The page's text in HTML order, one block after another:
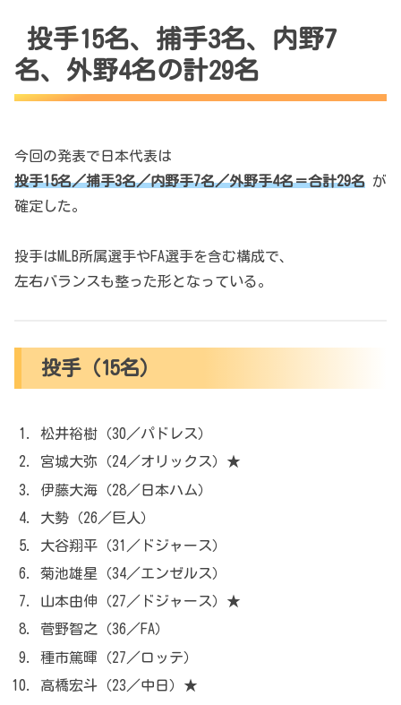
投手15名、捕手3名、内野7
名、外野4名の計29名
今回の発表で日本代表は
投手15名／捕手3名／内野手7名／外野手4名＝合計29名 が
確定した。
投手はMLB所属選手やFA選手を含む構成で、
左右バランスも整った形となっている。
投手（15名）
松井裕樹（30／パドレス）
宮城大弥（24／オリックス）★
伊藤大海（28／日本ハム）
大勢（26／巨人）
大谷翔平（31／ドジャース）
菊池雄星（34／エンゼルス）
山本由伸（27／ドジャース）★
菅野智之（36／FA）
種市篤暉（27／ロッテ）
高橋宏斗（23／中日）★